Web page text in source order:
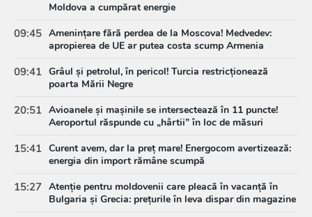
Moldova a cumpărat energie
09:45 Amenințare fără perdea de la Moscova! Medvedev:
apropierea de UE ar putea costa scump Armenia
09:41 Grâul și petrolul, în pericol! Turcia restricționează
poarta Mării Negre
20:51 Avioanele și mașinile se intersectează în 11 puncte!
Aeroportul răspunde cu „hârtii” în loc de măsuri
15:41 Curent avem, dar la preț mare! Energocom avertizează:
energia din import rămâne scumpă
15:27 Atenție pentru moldovenii care pleacă în vacanță în
Bulgaria și Grecia: prețurile în leva dispar din magazine